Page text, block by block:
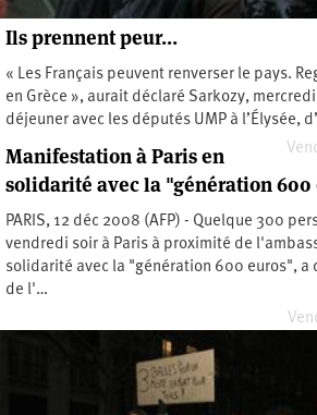
Ils prennent peur…
« Les Français peuvent renverser le pays.
en Grèce », aurait déclaré Sarkozy,
déjeuner avec les députés UMP à l’Élysée,
Manifestation à Paris en
solidarité avec la "génération 600
PARIS, 12 déc 2008 (AFP) - Quelque 300
vendredi soir à Paris à proximité de
solidarité avec la "génération 600 euros", a
de l'…